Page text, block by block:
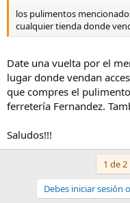
los pulimentos
cualquier tienda donde
Date una vuelta por el
lugar donde vendan
que compres el
ferretería Fernandez.
Saludos!!!
1 de 2
Debes iniciar sesión